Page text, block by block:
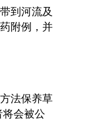
到河流及
附例，并
法保养草
将会被公